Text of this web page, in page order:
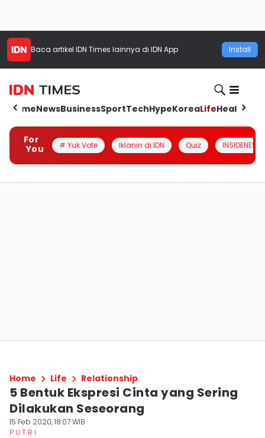
Baca artikel IDN Times lainnya di IDN App Install
HomeNewsBusinessSportTechHypeKoreaLifeHealth
For
You
# Yuk Vote Iklanin di IDN Quiz INSIDENESIA
Home Life Relationship
5 Bentuk Ekspresi Cinta yang Sering
Dilakukan Seseorang
15 Feb 2020, 18:07 WIB
P U T R I